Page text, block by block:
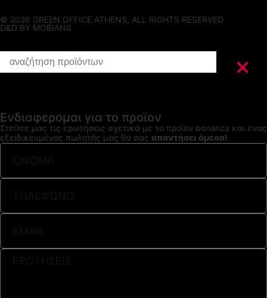
© 2026 GREEN OFFICE ATHENS, ALL RIGHTS RESERVED
D&D BY MOBIANS
Ενδιαφερομαι για το προϊον
Στείλτε μας τις ερωτήσεις σχετικά με το προϊόν bonanza και ένας
εξειδικευμένος πωλητής μας θα σας απαντήσει άμεσα!